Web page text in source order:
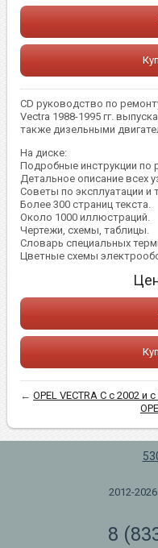
CD руководство по
Vectra 1988-1995 гг.
также дизельными
На диске:
Подробные инструкции по
Детальное описание всех
Советы по эксплуатации и
Более 300 страниц текста.
Около 1000 иллюстраций.
Чертежи, схемы, таблицы.
Словарь специальных
Цветные схемы
←OPEL VECTRA C с 2002 и с
2012-
8